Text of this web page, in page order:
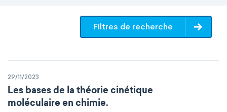
Filtres de recherche
29/11/2023
Les bases de la théorie cinétique
moléculaire en chimie.